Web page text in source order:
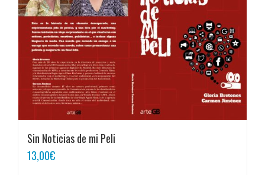
Sin Noticias de mi Peli
13,00€